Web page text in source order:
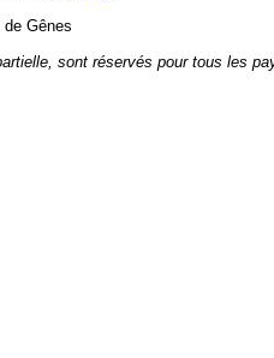
Gênes
sont réservés pour tous les